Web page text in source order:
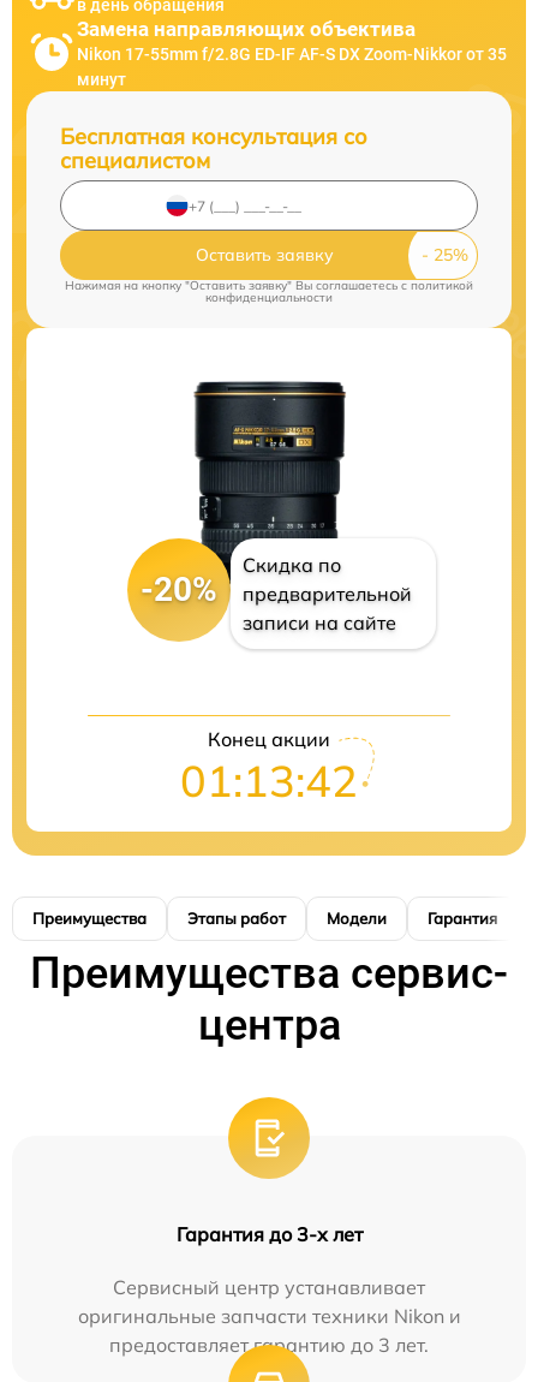
в день обращения
Замена направляющих объектива
Nikon 17-55mm f/2.8G ED-IF AF-S DX Zoom-Nikkor от 35
минут
Бесплатная консультация со
специалистом
Оставить заявку
Нажимая на кнопку "Оставить заявку" Вы соглашаетесь cполитикой
конфиденциальности
-20%
Скидка по
предварительной
записи на сайте
Конец акции
01:13:41
Преимущества Этапы работ Модели Гарантия
Преимущества сервис-
центра
Гарантия до 3-х лет
Сервисный центр устанавливает
оригинальные запчасти техники Nikon и
предоставляет гарантию до 3 лет.